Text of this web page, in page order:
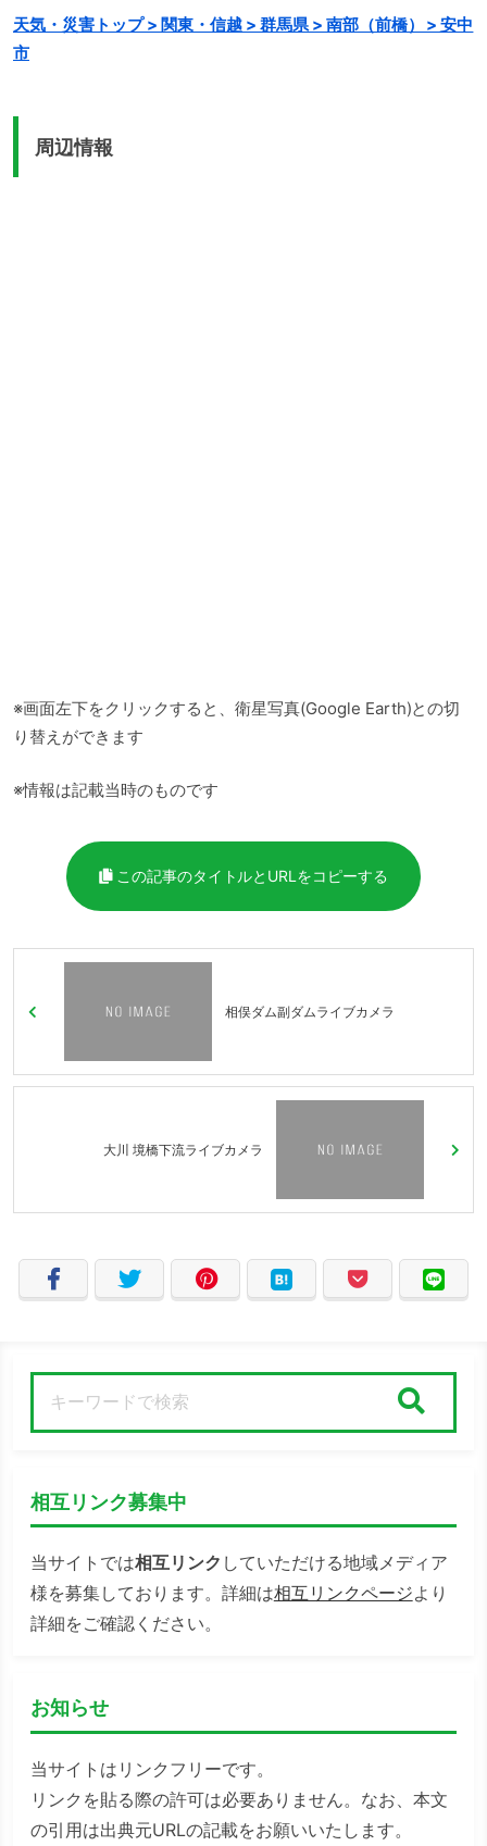
天気・災害トップ > 関東・信越 > 群馬県 > 南部（前橋） > 安中
市
周辺情報
※画面左下をクリックすると、衛星写真(Google Earth)との切
り替えができます
※情報は記載当時のものです
この記事のタイトルとURLをコピーする
相俣ダム副ダムライブカメラ
大川 境橋下流ライブカメラ
相互リンク募集中
当サイトでは相互リンク していただける地域メディア
様を募集しております。詳細は相互リンクページより
詳細をご確認ください。
お知らせ
当サイトはリンクフリーです。
リンクを貼る際の許可は必要ありません。なお、本文
の引用は出典元URLの記載をお願いいたします。